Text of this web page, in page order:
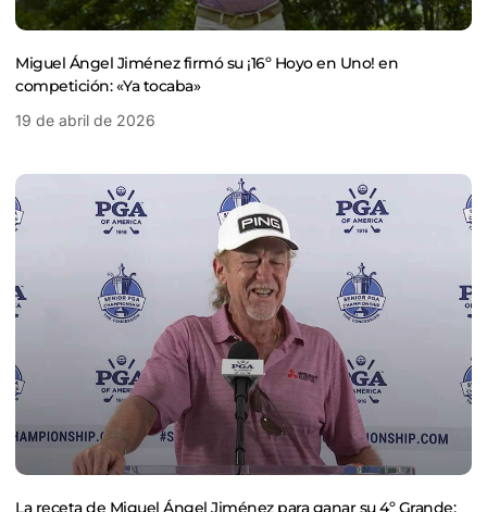
Miguel Ángel Jiménez firmó su ¡16º Hoyo en Uno! en
competición: «Ya tocaba»
19 de abril de 2026
La receta de Miguel Ángel Jiménez para ganar su 4º Grande: